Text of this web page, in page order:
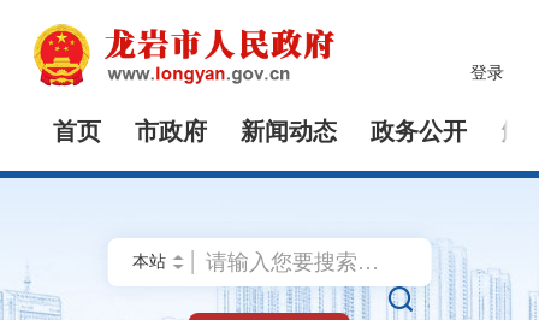
登录
首页 市政府 新闻动态 政务公开 解
